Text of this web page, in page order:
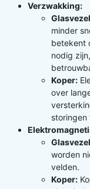
Verzwakking:
minder
betekent
nodig
Koper:
over
storingen
worden
velden.
Koper: